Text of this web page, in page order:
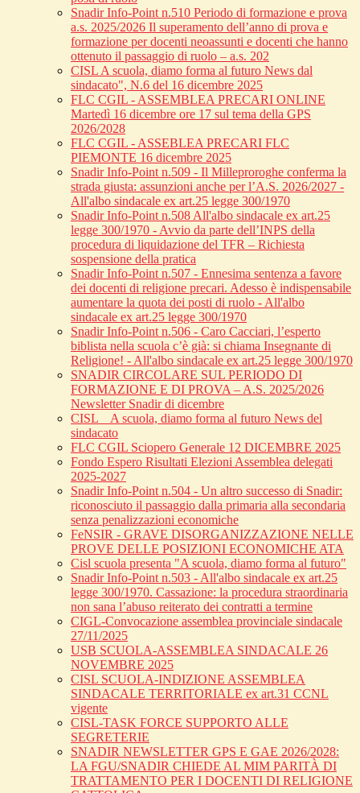
Snadir Info-Point n.510 Periodo di formazione e prova
a.s. 2025/2026 Il superamento dell’anno di prova e
formazione per docenti neoassunti e docenti che hanno
ottenuto il passaggio di ruolo – a.s. 202
CISL A scuola, diamo forma al futuro News dal
sindacato", N.6 del 16 dicembre 2025
FLC CGIL - ASSEMBLEA PRECARI ONLINE
Martedì 16 dicembre ore 17 sul tema della GPS
2026/2028
FLC CGIL - ASSEBLEA PRECARI FLC
PIEMONTE 16 dicembre 2025
Snadir Info-Point n.509 - Il Milleproroghe conferma la
strada giusta: assunzioni anche per l’A.S. 2026/2027 -
All'albo sindacale ex art.25 legge 300/1970
Snadir Info-Point n.508 All'albo sindacale ex art.25
legge 300/1970 - Avvio da parte dell’INPS della
procedura di liquidazione del TFR – Richiesta
sospensione della pratica
Snadir Info-Point n.507 - Ennesima sentenza a favore
dei docenti di religione precari. Adesso è indispensabile
aumentare la quota dei posti di ruolo - All'albo
sindacale ex art.25 legge 300/1970
Snadir Info-Point n.506 - Caro Cacciari, l’esperto
biblista nella scuola c’è già: si chiama Insegnante di
Religione! - All'albo sindacale ex art.25 legge 300/1970
SNADIR CIRCOLARE SUL PERIODO DI
FORMAZIONE E DI PROVA – A.S. 2025/2026
Newsletter Snadir di dicembre
CISL _ A scuola, diamo forma al futuro News del
sindacato
FLC CGIL Sciopero Generale 12 DICEMBRE 2025
Fondo Espero Risultati Elezioni Assemblea delegati
2025-2027
Snadir Info-Point n.504 - Un altro successo di Snadir:
riconosciuto il passaggio dalla primaria alla secondaria
senza penalizzazioni economiche
FeNSIR - GRAVE DISORGANIZZAZIONE NELLE
PROVE DELLE POSIZIONI ECONOMICHE ATA
Cisl scuola presenta "A scuola, diamo forma al futuro"
Snadir Info-Point n.503 - All'albo sindacale ex art.25
legge 300/1970. Cassazione: la procedura straordinaria
non sana l’abuso reiterato dei contratti a termine
CIGL-Convocazione assemblea provinciale sindacale
27/11/2025
USB SCUOLA-ASSEMBLEA SINDACALE 26
NOVEMBRE 2025
CISL SCUOLA-INDIZIONE ASSEMBLEA
SINDACALE TERRITORIALE ex art.31 CCNL
vigente
CISL-TASK FORCE SUPPORTO ALLE
SEGRETERIE
SNADIR NEWSLETTER GPS E GAE 2026/2028:
LA FGU/SNADIR CHIEDE AL MIM PARITÀ DI
TRATTAMENTO PER I DOCENTI DI RELIGIONE